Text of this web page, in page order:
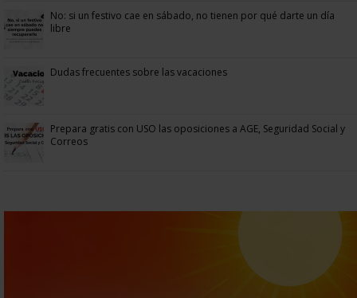
No: si un festivo cae en sábado, no tienen por qué darte un día
libre
Dudas frecuentes sobre las vacaciones
Prepara gratis con USO las oposiciones a AGE, Seguridad Social y
Correos